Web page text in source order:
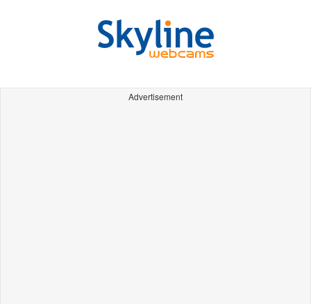
Advertisement